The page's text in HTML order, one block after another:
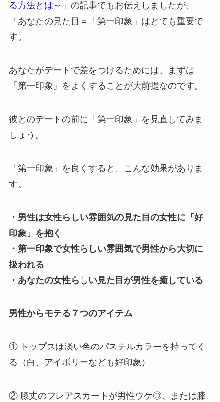
る方法とは～ 」の記事でもお伝えしましたが、
「あなたの見た目＝「第一印象」はとても重要で
す。
あなたがデートで差をつけるためには、まずは
「第一印象」をよくすることが大前提なのです。
彼とのデートの前に「第一印象」を見直してみま
しょう。
「第一印象」を良くすると、こんな効果がありま
す。
・男性は女性らしい雰囲気の見た目の女性に「好
印象」を抱く
・第一印象で女性らしい雰囲気で男性から大切に
扱われる
・あなたの女性らしい見た目が男性を癒している
男性からモテる７つのアイテム
① トップスは淡い色のパステルカラーを持ってく
る（白、アイボリーなども好印象）
② 膝丈のフレアスカートが男性ウケ◎、または膝